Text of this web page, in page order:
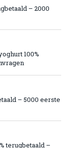
– 2000
100%
– 5000 eerste
terugbetaald –